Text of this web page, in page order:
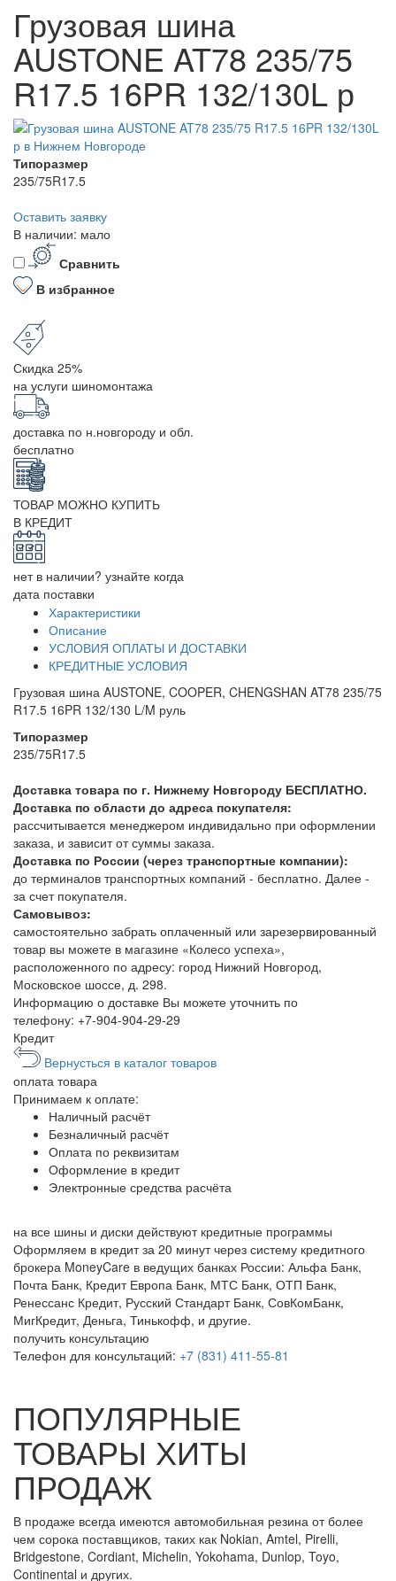
Грузовая шина
AUSTONE AT78 235/75
R17.5 16PR 132/130L р
Типоразмер
235/75R17.5
Оставить заявку
В наличии: мало
Сравнить
В избранное
Скидка 25%
на услуги шиномонтажа
доставка по н.новгороду и обл.
бесплатно
ТОВАР МОЖНО КУПИТЬ
В КРЕДИТ
нет в наличии? узнайте когда
дата поставки
Характеристики
Описание
УСЛОВИЯ ОПЛАТЫ И ДОСТАВКИ
КРЕДИТНЫЕ УСЛОВИЯ
Грузовая шина AUSTONE, COOPER, CHENGSHAN AT78 235/75
R17.5 16PR 132/130 L/M руль
Типоразмер
235/75R17.5
Доставка товара по г. Нижнему Новгороду БЕСПЛАТНО.
Доставка по области до адреса покупателя:
рассчитывается менеджером индивидально при оформлении
заказа, и зависит от суммы заказа.
Доставка по России (через транспортные компании):
до терминалов транспортных компаний - бесплатно. Далее -
за счет покупателя.
Самовывоз:
самостоятельно забрать оплаченный или зарезервированный
товар вы можете в магазине «Колесо успеха»,
расположенного по адресу: город Нижний Новгород,
Московское шоссе, д. 298.
Информацию о доставке Вы можете уточнить по
телефону: +7-904-904-29-29
Кредит
Вернусться в каталог товаров
оплата товара
Принимаем к оплате:
Наличный расчёт
Безналичный расчёт
Оплата по реквизитам
Оформление в кредит
Электронные средства расчёта
на все шины и диски действуют кредитные программы
Оформляем в кредит за 20 минут через систему кредитного
брокера MoneyCare в ведущих банках России: Альфа Банк,
Почта Банк, Кредит Европа Банк, МТС Банк, ОТП Банк,
Ренессанс Кредит, Русский Стандарт Банк, СовКомБанк,
МигКредит, Деньга, Тинькофф, и другие.
получить консультацию
Телефон для консультаций: +7 (831) 411-55-81
ПОПУЛЯРНЫЕ
ТОВАРЫ ХИТЫ
ПРОДАЖ
В продаже всегда имеются автомобильная резина от более
чем сорока поставщиков, таких как Nokian, Amtel, Pirelli,
Bridgestone, Cordiant, Michelin, Yokohama, Dunlop, Toyo,
Continental и других.